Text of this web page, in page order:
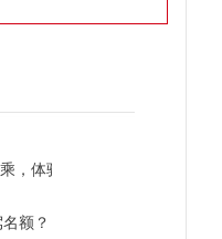
，体验卓越性能
额？